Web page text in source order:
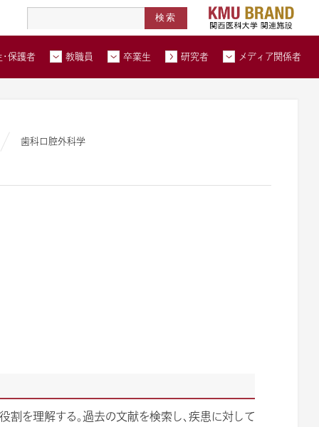
保護者 教職員 卒業生 研究者 メディア関係者
北河内メディカルネットワーク
高度医療人材養成拠点形成事業
在学生・保護者トップページへ
教職員トップページへ
卒業生トップページへ
歯科口腔外科学
を理解する。過去の文献を検索し、疾患に対して